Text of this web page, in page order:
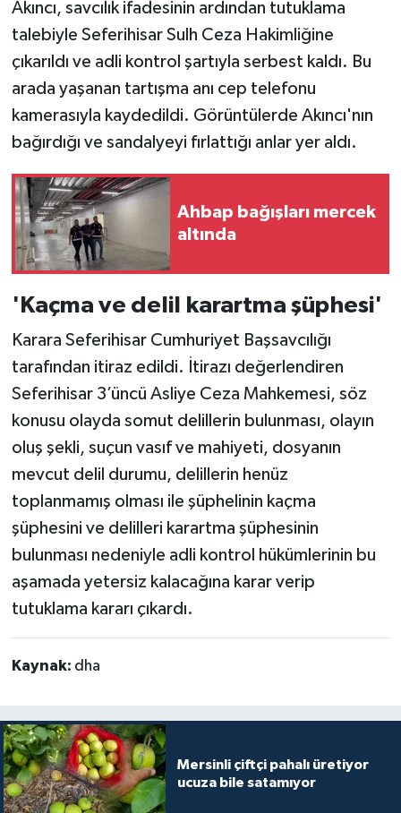
Akıncı, savcılık ifadesinin ardından tutuklama
talebiyle Seferihisar Sulh Ceza Hakimliğine
çıkarıldı ve adli kontrol şartıyla serbest kaldı. Bu
arada yaşanan tartışma anı cep telefonu
kamerasıyla kaydedildi. Görüntülerde Akıncı'nın
bağırdığı ve sandalyeyi fırlattığı anlar yer aldı.
Ahbap bağışları mercek
altında
'Kaçma ve delil karartma şüphesi'
Karara Seferihisar Cumhuriyet Başsavcılığı
tarafından itiraz edildi. İtirazı değerlendiren
Seferihisar 3’üncü Asliye Ceza Mahkemesi, söz
konusu olayda somut delillerin bulunması, olayın
oluş şekli, suçun vasıf ve mahiyeti, dosyanın
mevcut delil durumu, delillerin henüz
toplanmamış olması ile şüphelinin kaçma
şüphesini ve delilleri karartma şüphesinin
bulunması nedeniyle adli kontrol hükümlerinin bu
aşamada yetersiz kalacağına karar verip
tutuklama kararı çıkardı.
Kaynak: dha
Mersinli çiftçi pahalı üretiyor
ucuza bile satamıyor